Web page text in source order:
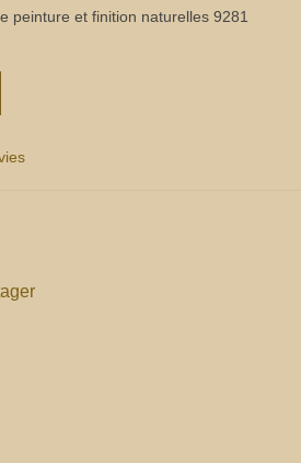
peinture et finition naturelles 9281